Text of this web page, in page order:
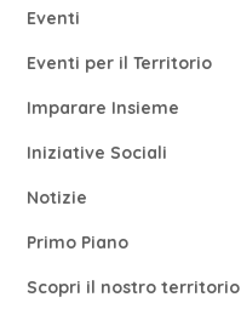
Eventi
Eventi per il Territorio
Imparare Insieme
Iniziative Sociali
Notizie
Primo Piano
Scopri il nostro territorio